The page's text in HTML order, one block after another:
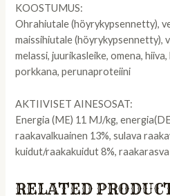
KOOSTUMUS:
Ohrahiutale (höyrykypsennetty),
maissihiutale (höyrykypsennetty),
melassi, juurikasleike, omena,
porkkana, perunaproteiini
AKTIIVISET AINESOSAT:
Energia (ME) 11 MJ/kg,
raakavalkuainen 13%, sulava
kuidut/raakakuidut 8%, raakarasva
RELATED